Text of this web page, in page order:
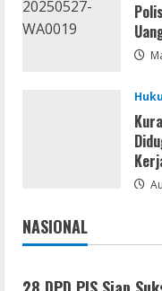
NASIONAL
Jakarta